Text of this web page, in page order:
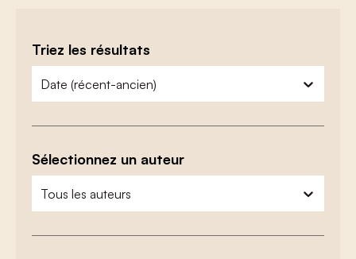
Triez les résultats
zoeken - sorteer
trier le contenu
Sélectionnez un auteur
zoeken - auteurs
sélectionnez le contenu